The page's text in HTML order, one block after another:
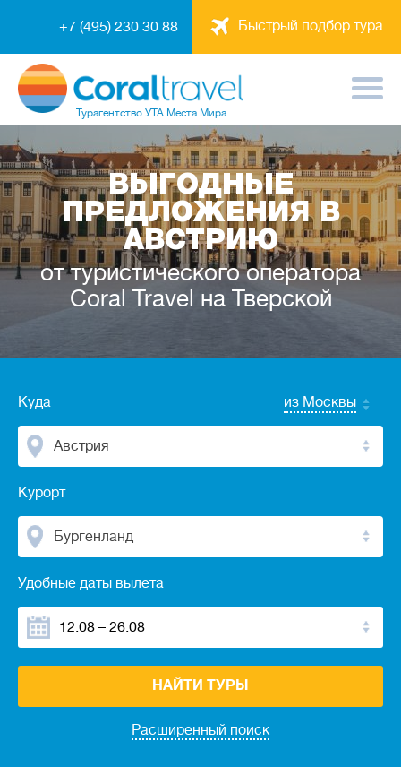
Быстрый подбор тура
+7 (495) 230 30 88
Турагентство УТА Места Мира
ВЫГОДНЫЕ
ПРЕДЛОЖЕНИЯ В
АВСТРИЮ
от туристического оператора
Coral Travel на Тверской
Куда из Москвы
Австрия
Курорт
Бургенланд
Удобные даты вылета
Расширенный поиск
НАЙТИ ТУРЫ